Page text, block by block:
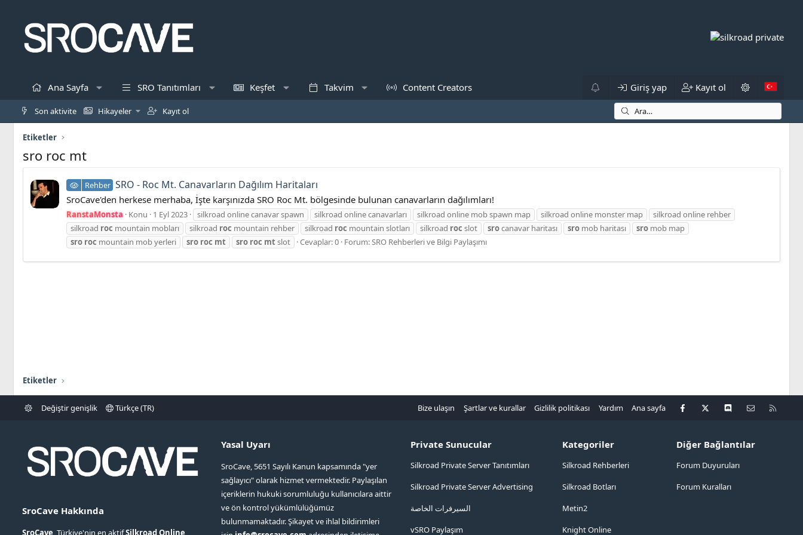
Ana Sayfa SRO Tanıtımları Keşfet Takvim Content Creators Giriş yap Kayıt ol
Son aktivite Hikayeler Kayıt ol
Etiketler
sro roc mt
Rehber SRO - Roc Mt. Canavarların Dağılım Haritaları
SroCave'den herkese merhaba, İşte karşınızda SRO Roc Mt. bölgesinde bulunan canavarların dağılımları!
RanstaMonsta Konu 1 Eyl 2023 silkroad online canavar spawn silkroad online canavarları silkroad online mob spawn map silkroad online monster map
silkroad online rehber
silkroad roc mountain mobları silkroad roc mountain rehber silkroad roc mountain slotları silkroad roc slot srocanavar haritası sro mob haritası sro mob map
sro roc mountain mob yerleri sro roc mt sro roc mtslot Cevaplar: 0 Forum: SRO Rehberleri ve Bilgi Paylaşımı
Etiketler
Değiştir genişlik Türkçe (TR) Bize ulaşın Şartlar ve kurallar Gizlilik politikası Yardım Ana sayfa Facebook
X Discord Bize ulaşın
SroCave Hakkında
SroCave , Türkiye'nin en aktifSilkroad Online
Yasal Uyarı
SroCave, 5651 Sayılı Kanun kapsamında "yer
sağlayıcı" olarak hizmet vermektedir. Paylaşılan
içeriklerin hukuki sorumluluğu kullanıcılara aittir
ve ön kontrol yükümlülüğümüz
bulunmamaktadır. Şikayet ve ihlal bildirimleri
Private Sunucular
Silkroad Private Server Tanıtımları
Silkroad Private Server Advertising
السيرفرات الخاصة
vSRO Paylaşım
Kategoriler
Silkroad Rehberleri
Silkroad Botları
Metin2
Knight Online
Diğer Bağlantılar
Forum Duyuruları
Forum Kuralları